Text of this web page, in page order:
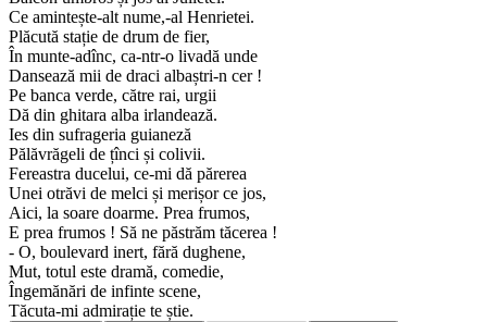
Ce amintește-alt nume,-al Henrietei.
Plăcută stație de drum de fier,
În munte-adînc, ca-ntr-o livadă unde
Dansează mii de draci albaștri-n cer !
Pe banca verde, către rai, urgii
Dă din ghitara alba irlandează.
Ies din sufrageria guianeză
Pălăvrăgeli de țînci și colivii.
Fereastra ducelui, ce-mi dă părerea
Unei otrăvi de melci și merișor ce jos,
Aici, la soare doarme. Prea frumos,
E prea frumos ! Să ne păstrăm tăcerea !
- O, boulevard inert, fără dughene,
Mut, totul este dramă, comedie,
Îngemănări de infinte scene,
Tăcuta-mi admirație te știe.